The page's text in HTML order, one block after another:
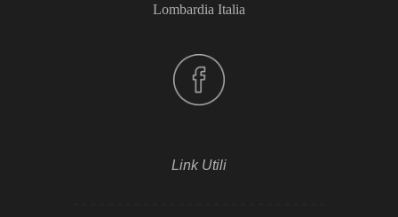
Lombardia Italia
Link Utili